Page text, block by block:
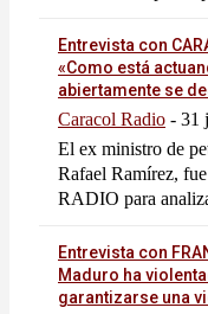
Entrevista con
«Como está
abiertamente se
Caracol Radio - 31
El ex ministro de
Rafael Ramírez,
RADIO para
Entrevista con
Maduro ha
garantizarse una